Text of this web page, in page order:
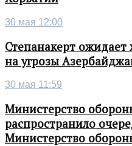
30 мая 12:00
Степанакерт ожидает
на угрозы
30 мая 11:59
Министерство
распространило
Министерство